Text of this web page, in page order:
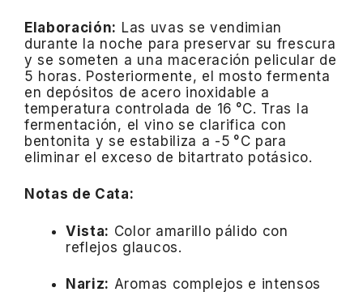
Elaboración: Las uvas se vendimian
durante la noche para preservar su frescura
y se someten a una maceración pelicular de
5 horas. Posteriormente, el mosto fermenta
en depósitos de acero inoxidable a
temperatura controlada de 16 °C. Tras la
fermentación, el vino se clarifica con
bentonita y se estabiliza a -5 °C para
eliminar el exceso de bitartrato potásico.
Notas de Cata:
Vista: Color amarillo pálido con
reflejos glaucos.
Nariz: Aromas complejos e intensos